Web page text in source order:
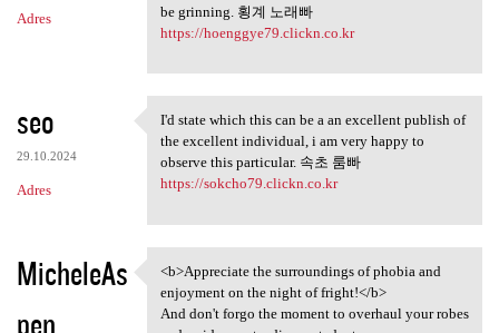
Adres
be grinning. 횡계 노래빠
https://hoenggye79.clickn.co.kr
seo
29.10.2024
Adres
I'd state which this can be a
I'd state which this can be a an excellent publish of
the excellent individual, i am very happy to
observe this particular. 속초 룸빠
https://sokcho79.clickn.co.kr
MicheleAs
pen
<b>Appreciate the
<b>Appreciate the surroundings of phobia and
enjoyment on the night of fright!</b>
And don't forgo the moment to overhaul your robes